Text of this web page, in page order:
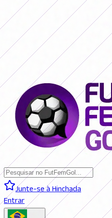
SAN LORENZO 0 - 0 BOCA JRS.
RACING (AO VIVO)
RACING 0 - 0
- 1 RIVER PLATE (FINAL)
LORENZO 0 - 0 BOCA JRS. (AO VIVO)
(AO VIVO)
RACING 0 - 0 SAN
RIVER PLATE (FINAL)
BELGRANO
Junte-se à Hinchada
Entrar